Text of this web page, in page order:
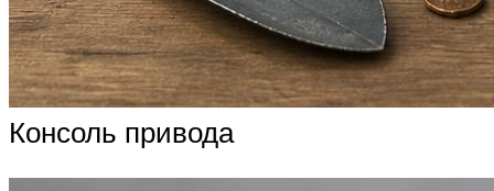
Консоль привода